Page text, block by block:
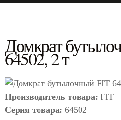
Домкрат
64502, 2 т
Производитель товара: FIT
Серия товара: 64502